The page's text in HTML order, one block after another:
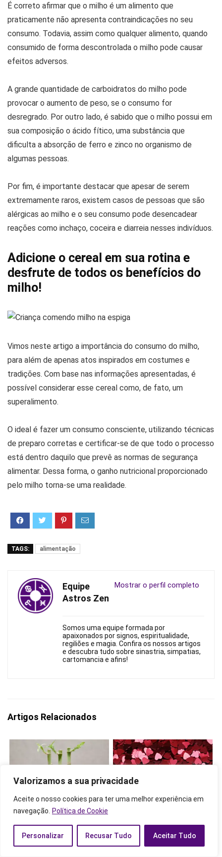
Valorizamos a sua privacidade
Aceite o nosso cookies para ter uma melhor experiência em
navegação.
Política de Cookie
Personalizar Recusar Tudo Aceitar Tudo
É correto afirmar que o milho é um alimento que
praticamente não apresenta contraindicações no seu
consumo. Todavia, assim como qualquer alimento, quando
consumido de forma descontrolada o milho pode causar
efeitos adversos.
A grande quantidade de carboidratos do milho pode
provocar o aumento de peso, se o consumo for
desregrado. Por outro lado, é sabido que o milho possui em
sua composição o ácido fítico, uma substância que
dificulta a absorção de ferro e zinco no organismo de
algumas pessoas.
Por fim, é importante destacar que apesar de serem
extremamente raros, existem casos de pessoas que são
alérgicas ao milho e o seu consumo pode desencadear
reações como inchaço, coceira e diarreia nesses indivíduos.
Adicione o cereal em sua rotina e
desfrute de todos os benefícios do
milho!
Vimos neste artigo a importância do consumo do milho,
para além de apenas atos inspirados em costumes e
tradições. Com base nas informações apresentadas, é
possível considerar esse cereal como, de fato, um
superalimento.
O ideal é fazer um consumo consciente, utilizando técnicas
de preparo corretas e certificar-se de que todo o processo
está dentro daquilo que prevê as normas de segurança
alimentar. Dessa forma, o ganho nutricional proporcionado
pelo milho torna-se uma realidade.
TAGS: alimentação
Mostrar o perfil completo
Equipe
Astros Zen
Somos uma equipe formada por
apaixonados por signos, espiritualidade,
regiliões e magia. Confira os nossos artigos
e descubra tudo sobre sinastria, simpatias,
cartomancia e afins!
Artigos Relacionados
Feng Shui: confira a lista
com as principais!
coração, maçã, rosas
vermelhas e mais!